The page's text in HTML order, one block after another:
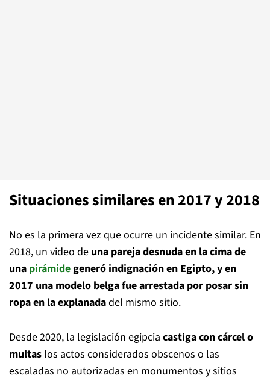
Situaciones similares en 2017 y 2018
No es la primera vez que ocurre un incidente similar. En
2018, un video de una pareja desnuda en la cima de
una pirámidegeneró indignación en Egipto, y en
2017 una modelo belga fue arrestada por posar sin
ropa en la explanadadel mismo sitio.
Desde 2020, la legislación egipcia castiga con cárcel o
multas los actos considerados obscenos o las
escaladas no autorizadas en monumentos y sitios